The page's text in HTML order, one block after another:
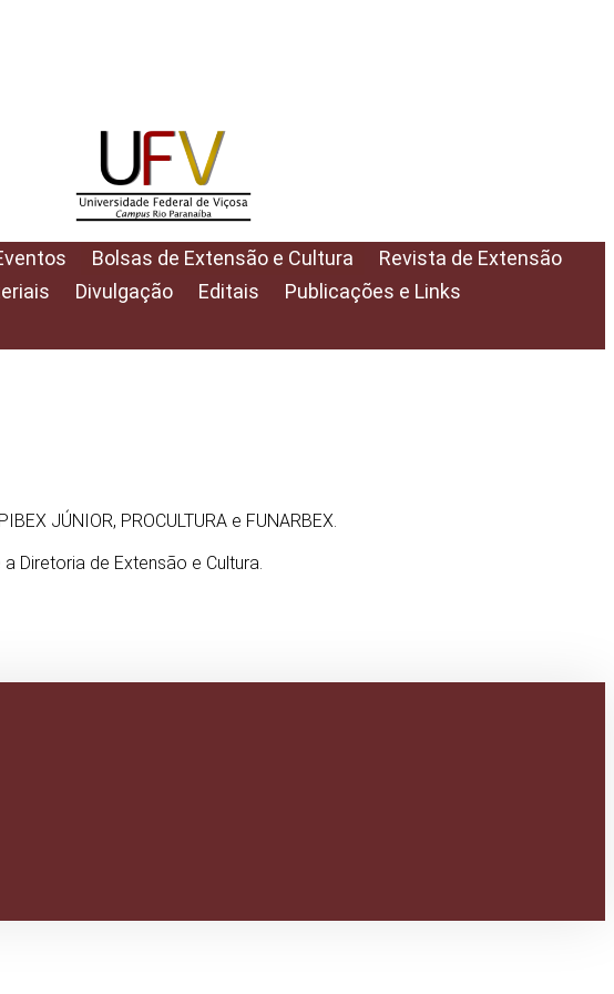
Bolsas de Extensão e Cultura
Revista de Extensão
Divulgação Editais Publicações e Links
JÚNIOR, PROCULTURA e FUNARBEX.
Diretoria de Extensão e Cultura.